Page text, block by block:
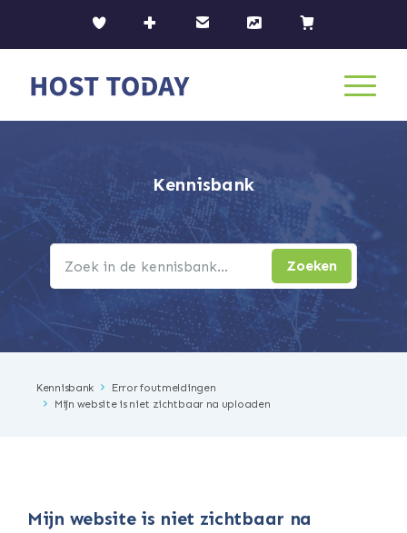
Kennisbank
Kennisbank
Error foutmeldingen
Mijn website is niet zichtbaar na uploaden
Mijn website is niet zichtbaar na